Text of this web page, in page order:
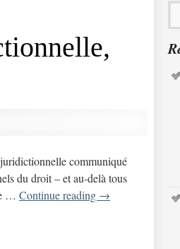
communiqué
du droit – et au-delà tous
… Continue reading →